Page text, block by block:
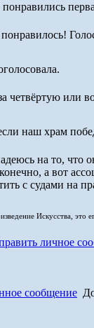
четвёртую или
наш храм
на то, что
а вот
с судами на
Искусства, это